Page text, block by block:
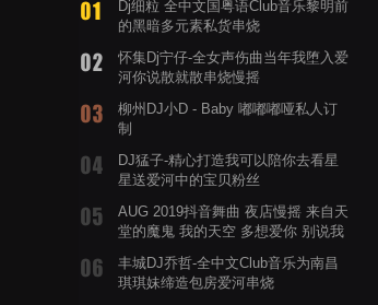
Dj细粒 全中文国粤语Club音乐黎明前
的黑暗多元素私货串烧
怀集Dj宁仔-全女声伤曲当年我堕入爱
河你说散就散串烧慢摇
柳州DJ小D - Baby 嘟嘟嘟哑私人订
制
DJ猛子-精心打造我可以陪你去看星
星送爱河中的宝贝粉丝
AUG 2019抖音舞曲 夜店慢摇 来自天
堂的魔鬼 我的天空 多想爱你 别说我
丰城DJ乔哲-全中文Club音乐为南昌
琪琪妹缔造包房爱河串烧